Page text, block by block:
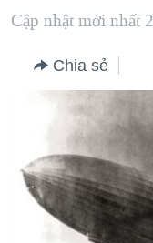
chính
hướng
"Tìm"
BLOG
DIỄN ĐÀN
TỰ DO BÁO CHÍ
VẠCH TRẦN TIN GIẢ
NGƯỜI VIỆT HẢI
ĐỜI SỐNG
CHUYÊN ĐỀ
CHIẾN TRANH
TẠI
HÀNH TRÌNH BẦU
HỌC TIẾNG ANH
VIDEO
Cập nhật mới nhất
Chia sẻ